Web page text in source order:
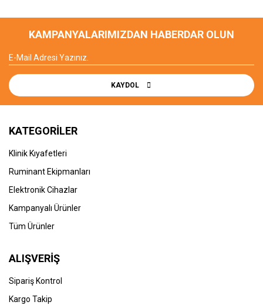
KAMPANYALARIMIZDAN HABERDAR OLUN
KAYDOL
KATEGORİLER
Klinik Kıyafetleri
Ruminant Ekipmanları
Elektronik Cihazlar
Kampanyalı Ürünler
Tüm Ürünler
ALIŞVERİŞ
Sipariş Kontrol
Kargo Takip